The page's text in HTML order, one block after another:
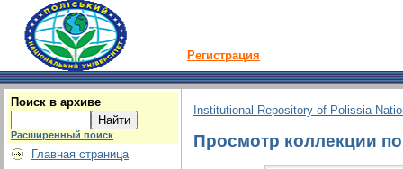
Регистрация
Поиск в архиве
Расширенный поиск
Главная страница
Institutional Repository of Polissia
Просмотр коллекции по